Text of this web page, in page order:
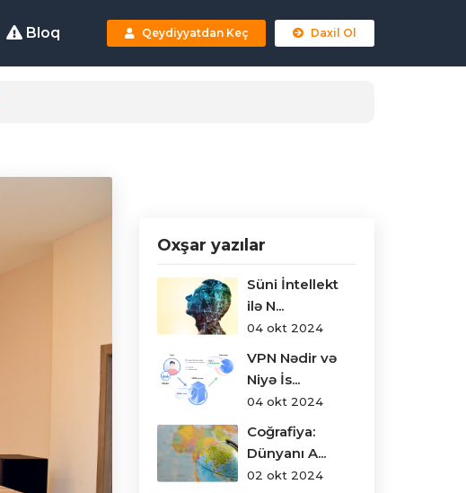
Bloq Qeydiyyatdan Keç Daxil Ol
Oxşar yazılar
Süni İntellekt
ilə N...
04 okt 2024
VPN Nədir və
Niyə İs...
04 okt 2024
Coğrafiya:
Dünyanı A...
02 okt 2024